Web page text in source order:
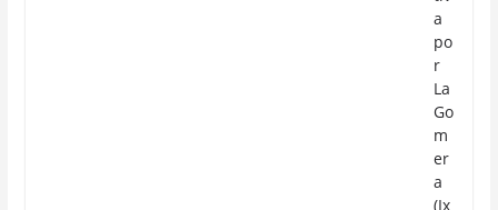
a
po
r
La
Go
m
er
a
(Ix